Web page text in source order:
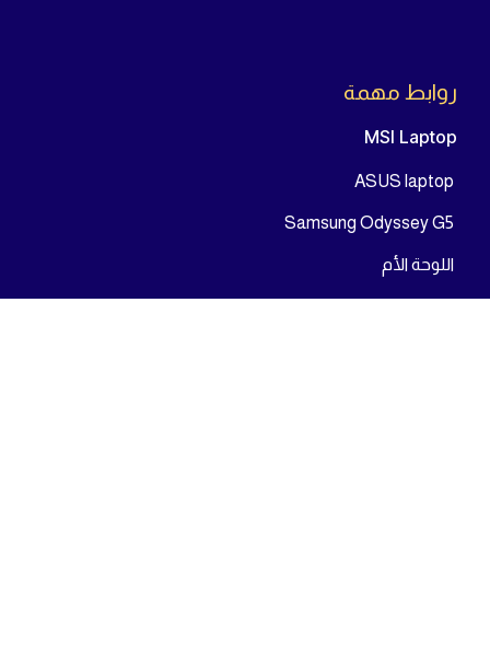
روابط مهمة
MSI Laptop
ASUS laptop
Samsung Odyssey G5
اللوحة الأم